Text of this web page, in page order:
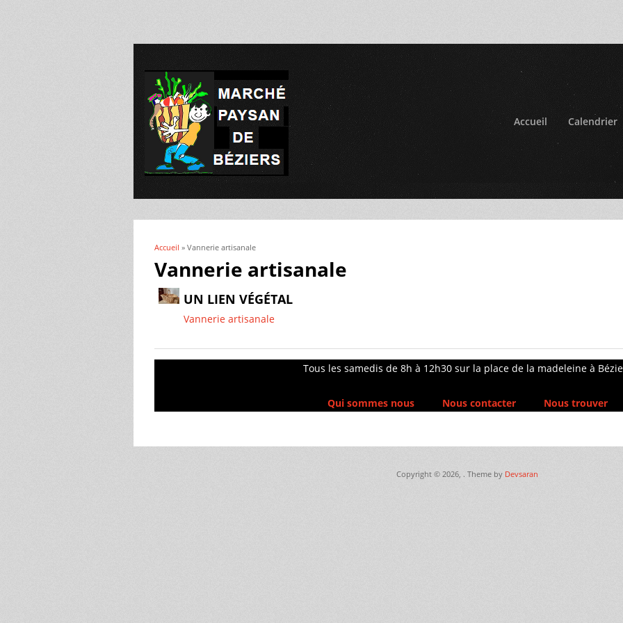
Accueil Calendrier
Vous êtes ici
Accueil » Vannerie artisanale
Vannerie artisanale
UN LIEN VÉGÉTAL
Vannerie artisanale
Tous les samedis de 8h à 12h30 sur la place de la madeleine à
Qui sommes nous Nous contacter Nous trouver
Copyright © 2026, . Theme by Devsaran